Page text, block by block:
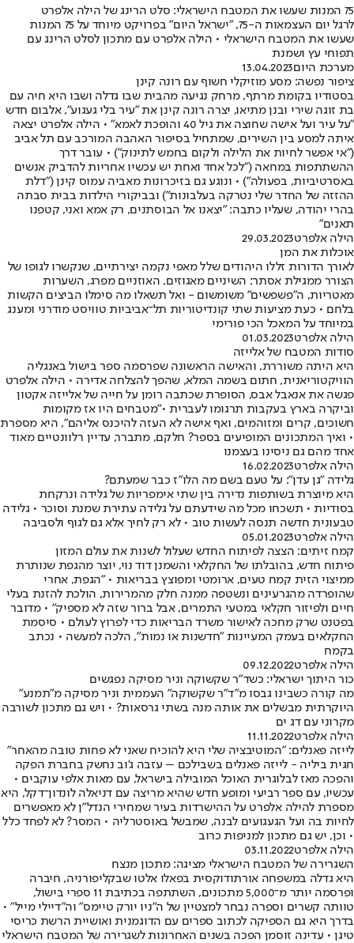
75 המנות שעשו את המטבח הישראלי: סלט הרינג של הילה אלפרט
לרגל יום העצמאות ה-75, "ישראל היום" בפרויקט מיוחד על 75 המנות
שעשו את המטבח הישראלי • הילה אלפרט עם מתכון לסלט הרינג עם
תפוחי עץ ושמנת
מערכת היום13.04.2023
ציפור נפשה: מסע מוזיקלי חשוף עם רונה קינן
בסטודיו בקומת מרתף, מרחק נגיעה מהבית שבו גדלה ושבו היא חיה עם
בת זוגה שירי ובנן מתיאו, יצרה רונה קינן את "עיר בלי געגוע", אלבום חדש
"על עיר ועל אישה שחוצה את גיל 40 והופכת לאמא" • הילה אלפרט יצאה
איתה למסע בין השירים, שמתחיל בסיפור האהבה המורכב עם תל אביב
("אי אפשר לחיות את הלילה ולקום בחמש לתינוק") • עובר דרך
ההשתתפות במחאה ("לכל אחד ואחת יש עכשיו אחריות להדביק אנשים
באסרטיביות, בפעולה") • ונוגע גם בזיכרונות מאביה עמוס קינן ("דלת
ההזזה של החדר שלי נטרקה בעלבונות") ובביקורי הילדות בבית סבתה
בהרי יהודה, שעליו כתבה: "יצאנו אל הבוסתנים, רק אמא ואני, קטפנו
תאנים"
הילה אלפרט29.03.2023
אוכלות את המן
לאורך הדורות זללו היהודים שלל מאפי נקמה יצירתיים, שנקשרו לגופו של
הצורר ממגילת אסתר: השיניים מאגוזים, האוזניים מפרג, השערות
מאטריות, ה"פשפשים" משומשום - ואל תשאלו מה סימלו הביצים הקשות
בלחם • כעת מציעות שתי קונדיטוריות תל־אביביות טוויסט מודרני ומענג
במיוחד על המאכל הכי פורימי
הילה אלפרט01.03.2023
סודות המטבח של אלייזה
היא היתה משוררת, והאישה הראשונה שפרסמה ספר בישול באנגליה
הוויקטוריאנית, חתום בשמה המלא, שהפך להצלחה אדירה • הילה אלפרט
פגשה את אנאבל אבס, הסופרת שכתבה רומן על חייה של אלייזה אקטון
וביקרה בארץ בעקבות תרגומו לעברית •"מטבחים היו אז מקומות
חשוכים, קרים ומזוהמים, ואף אישה לא העזה להיכנס אליהם", היא מספרת
• ואיך המתכונים המופיעים בספר? חלקם, מתברר, עדיין רלוונטיים מאוד
אחד מהם גם ניסינו בעצמנו
הילה אלפרט16.02.2023
גלידה "גן עדן": על טעם בשם מה הלו"ז כבר שמעתם?
היא מיוצרת בשותפות נדירה בין שתי אימפריות של גלידה ונרקחת
בסודיות • תשכחו מכל מה שידעתם על גלידה עתירת שמנת וסוכר • גלידה
טבעונית חדשה תנסה לעשות טוב • לא רק לחיך אלא גם לגוף ולסביבה
הילה אלפרט05.01.2023
קמח זיתים: הצצה לפיתוח החדש שעלול לשנות את עולם המזון
פיתוח חדש, בהובלתו של החקלאי והשמנן דוד נוי, יוצר מהגפת שנותרת
ממיצוי הזית קמח טעים, ארומטי ומפוצץ בבריאות • "הגפת, אחרי
שהופרדה מהגרעינים ונשטפה ממנה חלק מהמרירות, הולכת להזנת בעלי
חיים ולפיזור חקלאי במטעי התמרים, אבל ברור שזה לא מספיק" • מדובר
בפטנט שרק מחכה לאישור משרד הבריאות כדי לפרוץ לעולם • סיסמת
החקלאים בעמק המעיינות "חדשנות או נמות", הלכה למעשה • נכתב
בקמח
הילה אלפרט09.12.2022
כור היתוך ישראלי: כשד"ר שקשוקה וניר מסיקה נפגשים
מה קורה כשבינו גבסו מ"ד"ר שקשוקה" העממית וניר מסיקה מ"תמנע"
היוקרתית מבשלים את אותה מנה בשתי גרסאות? • ויש גם מתכון לשורבה
מקרוני עם דג ים
הילה אלפרט11.11.2022
לייזה פאנלים: "המוטיבציה שלי היא להוכיח שאני לא פחות טובה מהאחר"
חגית ביליה - לייזה פאנלים בשבילכם – עזבה ג'וב נחשק בחברת הפקה
והפכה מאז לבלוגרית האוכל המובילה בישראל, עם מאות אלפי עוקבים •
עכשיו, עם ספר רביעי ומופע חדש שהיא מריצה עם דניאלה לונדון־דקל, היא
מספרת להילה אלפרט על ההישרדות בעיר שמחירי הנדל"ן לא מאפשרים
לחיות בה ועל הגעגועים לבנה, שמבשל באוסטרליה • המסר? לא לפחד כלל
• וכן, יש גם מתכון למניפות כרוב
הילה אלפרט03.11.2022
השגרירה של המטבח הישראלי מציגה: מתכון מנצח
היא גדלה במשפחה אורתודוקסית בפאלו אלטו שבקליפורניה, חיברה
ופרסמה יותר מ־5,000 מתכונים, השתתפה בכתיבת 11 ספרי בישול,
טוותה קשרים וספרה נבחר למצטיין של ה"ניו יורק טיימס" וה"דיילי מייל" •
בדרך היא גם הספיקה לכתוב ספרים עם הדוגמנית ואושיית הרשת כריסי
טיגן • עדינה זוסמן הפכה בשנים האחרונות לשגרירה של המטבח הישראלי